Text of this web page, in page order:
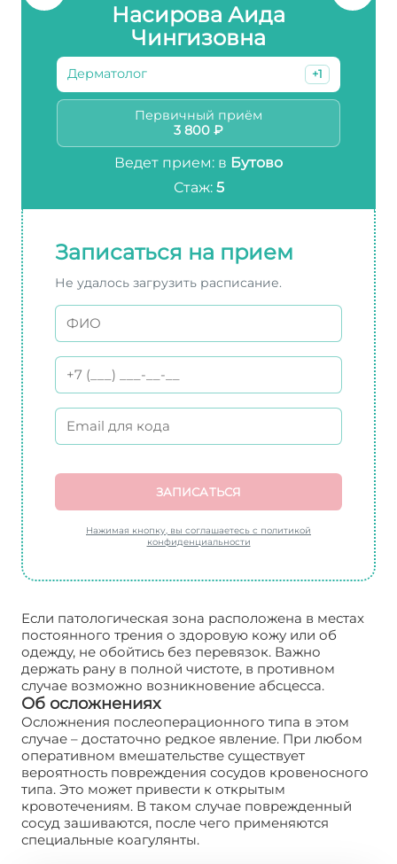
Насирова Аида
Чингизовна
Дерматолог +1
Первичный приём
3 800 ₽
Ведет прием: в Бутово
Стаж: 5
Записаться на прием
Не удалось загрузить расписание.
ЗАПИСАТЬСЯ
Нажимая кнопку, вы соглашаетесь с политикой
конфиденциальности
Если патологическая зона расположена в местах
постоянного трения о здоровую кожу или об
одежду, не обойтись без перевязок. Важно
держать рану в полной чистоте, в противном
случае возможно возникновение абсцесса.
Об осложнениях
Осложнения послеоперационного типа в этом
случае – достаточно редкое явление. При любом
оперативном вмешательстве существует
вероятность повреждения сосудов кровеносного
типа. Это может привести к открытым
кровотечениям. В таком случае поврежденный
сосуд зашиваются, после чего применяются
специальные коагулянты.